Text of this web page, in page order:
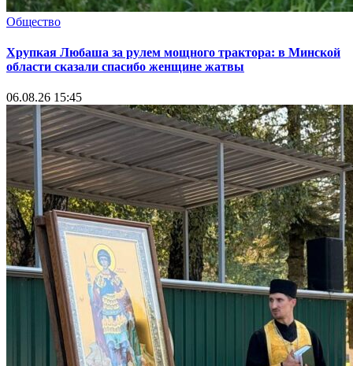
Общество
Хрупкая Любаша за рулем мощного трактора: в Минской
области сказали спасибо женщине жатвы
06.08.26 15:45